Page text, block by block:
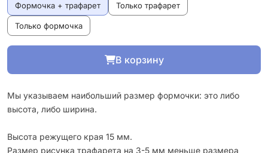
Формочка + трафарет Только трафарет
Только формочка
В корзину
Мы указываем наибольший размер формочки: это либо
высота, либо ширина.
Высота режущего края 15 мм.
Размер рисунка трафарета на 3-5 мм меньше размера